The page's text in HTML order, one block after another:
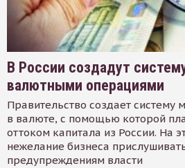
В России создадут
валютными операциями
Правительство создает систему
в валюте, с помощью которой
оттоком капитала из России. На
нежелание бизнеса
предупреждениям власти